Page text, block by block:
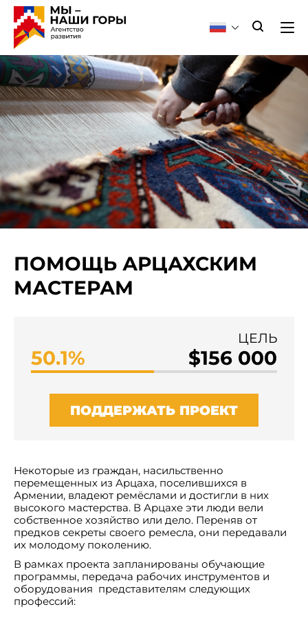
ПОМОЩЬ АРЦАХСКИМ
МАСТЕРАМ
ЦЕЛЬ
50.1% $156 000
ПОДДЕРЖАТЬ ПРОЕКТ
Некоторые из граждан, насильственно
перемещенных из Арцаха, поселившихся в
Армении, владеют ремёслами и достигли в них
высокого мастерства. В Арцахе эти люди вели
собственное хозяйство или дело. Переняв от
предков секреты своего ремесла, они передавали
их молодому поколению.
В рамках проекта запланированы обучающие
программы, передача рабочих инструментов и
оборудования представителям следующих
профессий: